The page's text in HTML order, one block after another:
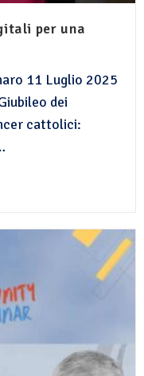
per una
11 Luglio 2025
dei
cattolici: